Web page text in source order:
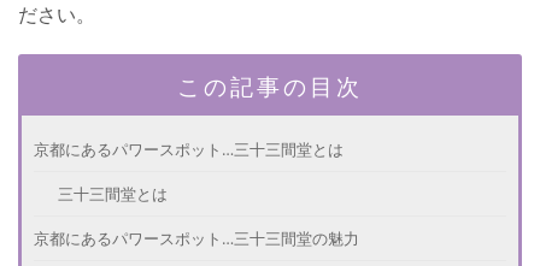
ださい。
この記事の目次
京都にあるパワースポット…三十三間堂とは
三十三間堂とは
京都にあるパワースポット…三十三間堂の魅力